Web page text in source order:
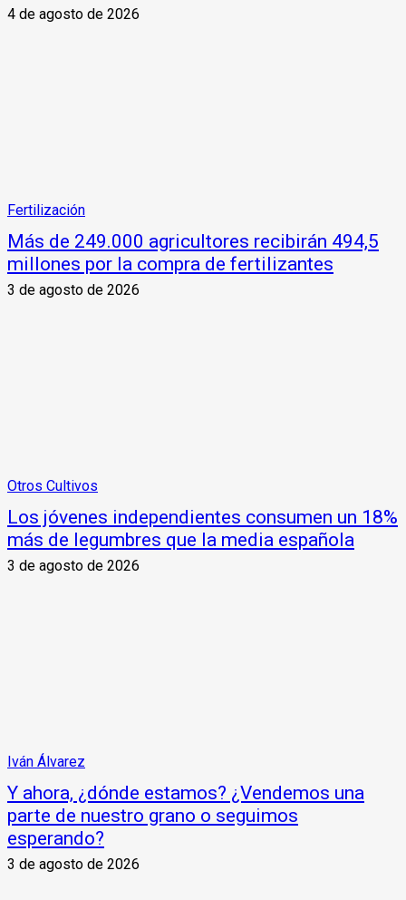
4 de agosto de 2026
Fertilización
Más de 249.000 agricultores recibirán 494,5
millones por la compra de fertilizantes
3 de agosto de 2026
Otros Cultivos
Los jóvenes independientes consumen un 18%
más de legumbres que la media española
3 de agosto de 2026
Iván Álvarez
Y ahora, ¿dónde estamos? ¿Vendemos una
parte de nuestro grano o seguimos
esperando?
3 de agosto de 2026